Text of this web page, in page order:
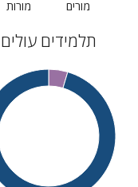
מורים
מורות
תלמידים עולים